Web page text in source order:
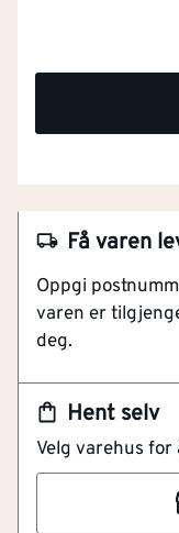
Hent selv
Velg varehus
Få varen
Oppgi
varen er
deg.
Artikkelnummer
WAVIN
drenering rundt
jordbruksarealer.
Indre diameter
Materiale
Modell / utførelse
Tilkobling 2